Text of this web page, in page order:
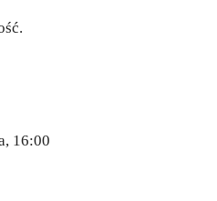
16:00